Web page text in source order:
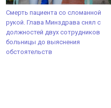
Смерть пациента со сломанной
рукой. Глава Минздрава снял с
должностей двух сотрудников
больницы до выяснения
обстоятельств